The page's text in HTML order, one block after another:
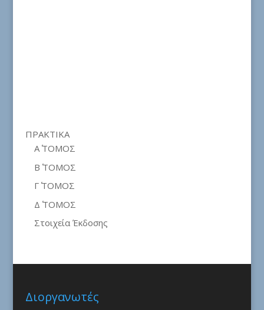
ΠΡΑΚΤΙΚΑ
Α΄ ΤΟΜΟΣ
Β΄ ΤΟΜΟΣ
Γ΄ ΤΟΜΟΣ
Δ΄ ΤΟΜΟΣ
Στοιχεία Έκδοσης
Διοργανωτές